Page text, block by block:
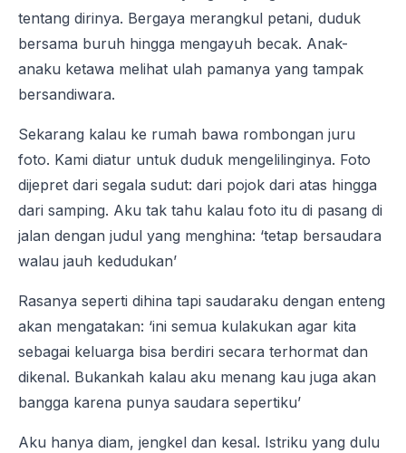
tentang dirinya. Bergaya merangkul petani, duduk
bersama buruh hingga mengayuh becak. Anak-
anaku ketawa melihat ulah pamanya yang tampak
bersandiwara.
Sekarang kalau ke rumah bawa rombongan juru
foto. Kami diatur untuk duduk mengelilinginya. Foto
dijepret dari segala sudut: dari pojok dari atas hingga
dari samping. Aku tak tahu kalau foto itu di pasang di
jalan dengan judul yang menghina: ‘tetap bersaudara
walau jauh kedudukan’
Rasanya seperti dihina tapi saudaraku dengan enteng
akan mengatakan: ‘ini semua kulakukan agar kita
sebagai keluarga bisa berdiri secara terhormat dan
dikenal. Bukankah kalau aku menang kau juga akan
bangga karena punya saudara sepertiku’
Aku hanya diam, jengkel dan kesal. Istriku yang dulu